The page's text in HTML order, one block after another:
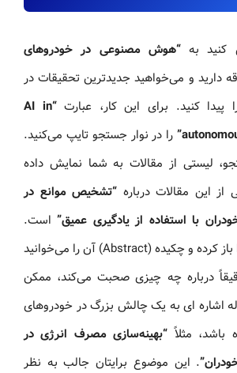
کنید به“هوش مصنوعی در خودروهای
دارید و می‌خواهید جدیدترین تحقیقات در
پیدا کنید. برای این کار، عبارت “AI in
را در نوار جستجو تایپ می‌کنید.
لیستی از مقالات به شما نمایش داده
این مقالات درباره “تشخیص موانع در
با استفاده از یادگیری عمیق”است.
شما مقاله را باز کرده و چکیده (Abstract) آن را می‌خوانید
درباره چه چیزی صحبت می‌کند، ممکن
اشاره‌ ای به یک چالش بزرگ در خودروهای
مثلاً “بهینه‌سازی مصرف انرژی در
. این موضوع برایتان جالب به نظر